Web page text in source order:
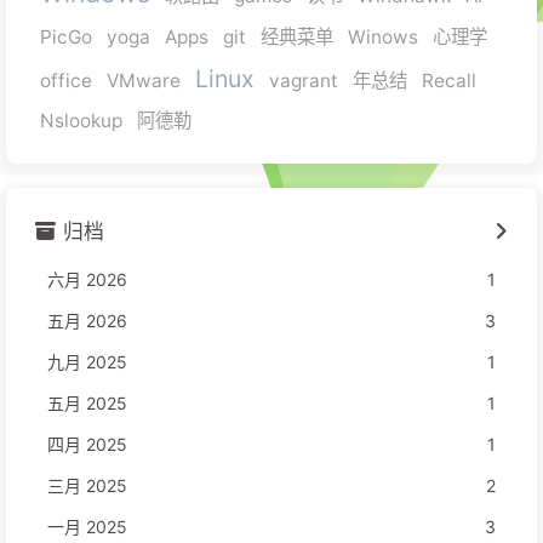
PicGo
yoga Apps git 经典菜单 Winows
心理学
office
VMware Linux vagrant 年总结
Recall
Nslookup
阿德勒
归档
六月 2026
1
五月 2026
3
九月 2025
1
五月 2025
1
四月 2025
1
三月 2025
2
一月 2025
3